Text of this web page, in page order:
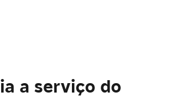
a serviço do